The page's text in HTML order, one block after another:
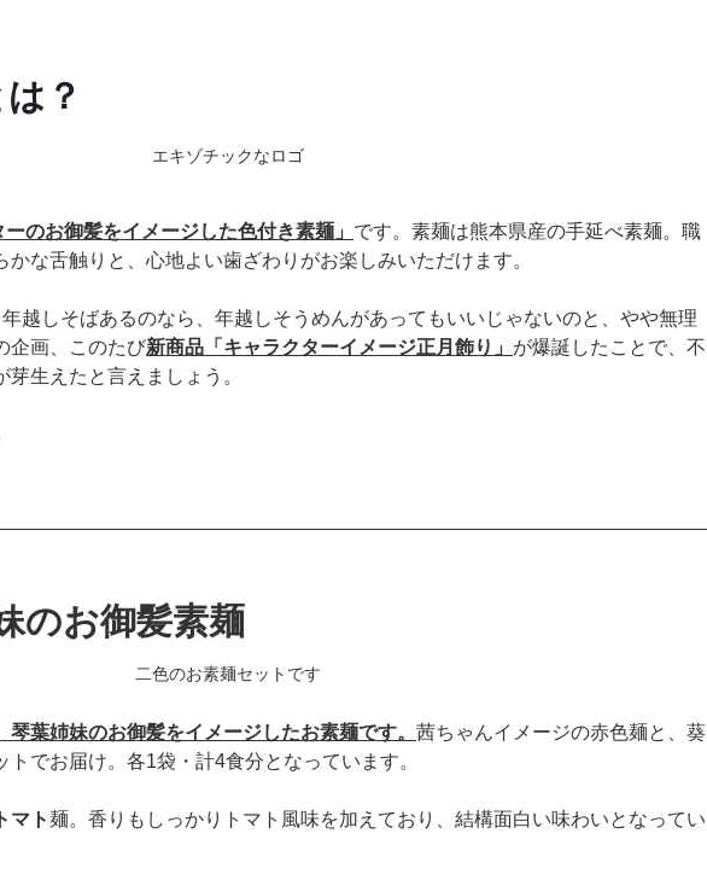
？
エキゾチックなロゴ
ーのお御髪をイメージした色付き素麺」 です。素麺は熊本県産の手延べ素麺。職
かな舌触りと、心地よい歯ざわりがお楽しみいただけます。
越しそばあるのなら、年越しそうめんがあってもいいじゃないのと、やや無理
企画、このたび新商品「キャラクターイメージ正月飾り」 が爆誕したことで、不
生えたと言えましょう。
のお御髪素麺
二色のお素麺セットです
琴葉姉妹のお御髪をイメージしたお素麺です。 茜ちゃんイメージの赤色麺と、葵
でお届け。各1袋・計4食分となっています。
トマト 麺。香りもしっかりトマト風味を加えており、結構面白い味わいとなってい